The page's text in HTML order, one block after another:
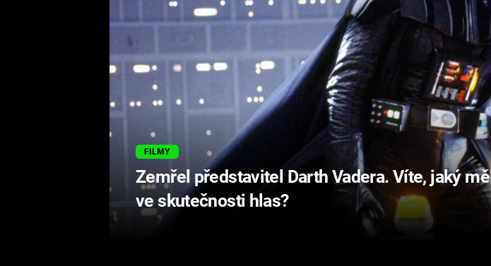
FILMY
Zemřel představitel Darth Vadera. Víte, jaký měl
ve skutečnosti hlas?